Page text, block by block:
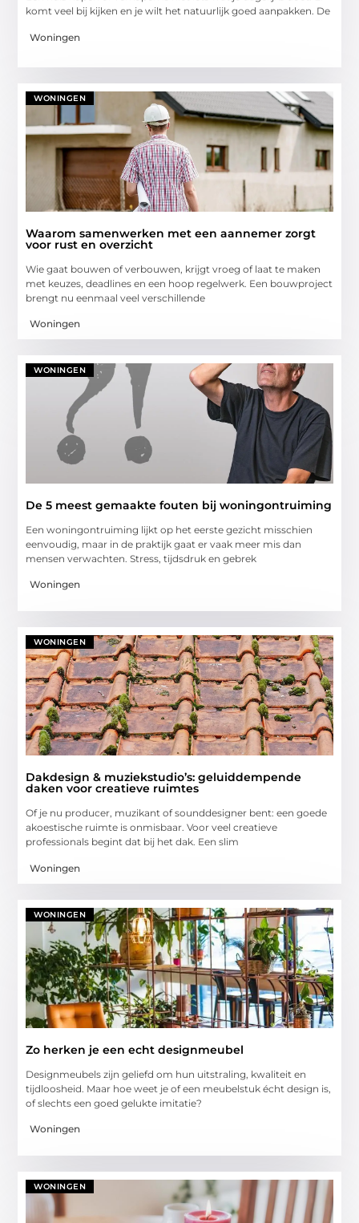
komt veel bij kijken en je wilt het natuurlijk goed aanpakken. De
Woningen
WONINGEN
Waarom samenwerken met een aannemer zorgt
voor rust en overzicht
Wie gaat bouwen of verbouwen, krijgt vroeg of laat te maken
met keuzes, deadlines en een hoop regelwerk. Een bouwproject
brengt nu eenmaal veel verschillende
Woningen
WONINGEN
De 5 meest gemaakte fouten bij woningontruiming
Een woningontruiming lijkt op het eerste gezicht misschien
eenvoudig, maar in de praktijk gaat er vaak meer mis dan
mensen verwachten. Stress, tijdsdruk en gebrek
Woningen
WONINGEN
Dakdesign & muziekstudio’s: geluiddempende
daken voor creatieve ruimtes
Of je nu producer, muzikant of sounddesigner bent: een goede
akoestische ruimte is onmisbaar. Voor veel creatieve
professionals begint dat bij het dak. Een slim
Woningen
WONINGEN
Zo herken je een echt designmeubel
Designmeubels zijn geliefd om hun uitstraling, kwaliteit en
tijdloosheid. Maar hoe weet je of een meubelstuk écht design is,
of slechts een goed gelukte imitatie?
Woningen
WONINGEN